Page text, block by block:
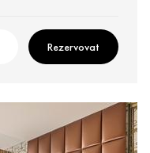
Rezervovat